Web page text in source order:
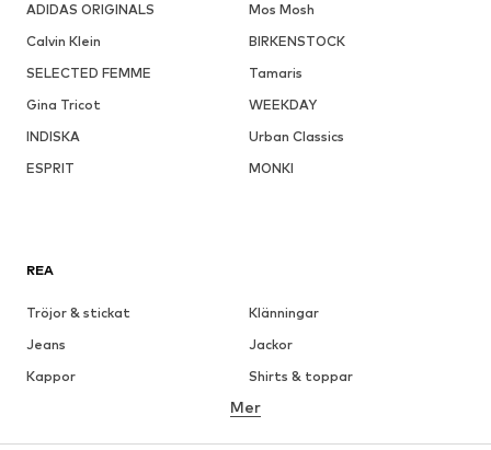
ADIDAS ORIGINALS
Mos Mosh
Calvin Klein
BIRKENSTOCK
SELECTED FEMME
Tamaris
Gina Tricot
WEEKDAY
INDISKA
Urban Classics
ESPRIT
MONKI
REA
Tröjor & stickat
Klänningar
Jeans
Jackor
Kappor
Shirts & toppar
Underkläder
Kjolar
Blusar & tunikor
Mer